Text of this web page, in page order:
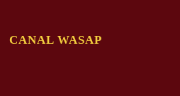
CANAL WASAP